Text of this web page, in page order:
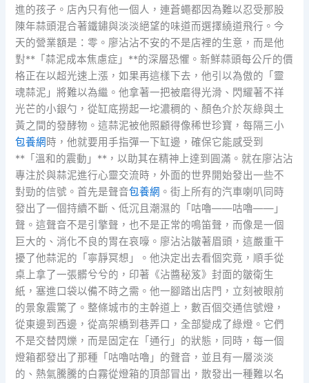
進的孩子。店內只有他一個人，連蒼蠅都因為難以忍受那股
陳年蒜頭混合著鐵鏽與淡淡絕望的味道而選擇繞道飛行。今
天的營業額是：零。廖沾沾不安的不是店裡的生意，而是他
對**「蒜泥成本焦慮症」**的深層恐懼。新鮮蒜頭每公斤的價
格正在以超光速上漲，如果再這樣下去，他引以為傲的「靈
魂蒜泥」將難以為繼。他拿著一把被磨得光滑、閃耀著不祥
光芒的小銀勺，從缸底撈起一坨濃稠的、顏色介於灰綠與土
黃之間的發酵物。這蒜泥被他照顧得像稀世珍寶，每隔三小
包養網 時，他就要用手指彈一下缸邊，確保它能感受到
**「溫和的震動」**，以助其在精神上達到圓滿。就在廖沾沾
專注於與蒜泥進行心靈交流時，外面的世界開始發出一些不
對勁的信號。首先是聲音包養網 。街上所有的汽車喇叭同時
發出了一個持續不斷、低沉且潮濕的「咕嚕——咕嚕——」
聲。這聲音不是引擎聲，也不是正常的鳴笛聲，而像是一個
巨大的、消化不良的胃在哀嚎。廖沾沾皺著眉頭，這嚴重干
擾了他蒜泥的「寧靜冥想」。他決定出去看個究竟，順手從
桌上拿了一張髒兮兮的，印著《沾醬秘笈》封面的皺衛生
紙，塞進口袋以備不時之需。他一腳踏出店門，立刻被眼前
的景象震驚了。整條城市的主幹道上，數百個交通信號燈，
從東邊到西邊，從高架橋到巷弄口，全部變成了綠燈。它們
不是交替閃爍，而是固定在「通行」的狀態，同時，每一個
燈箱都發出了那種「咕嚕咕嚕」的聲音，並且有一層淡淡
的、熱氣騰騰的白霧從燈箱的頂部冒出，散發出一種難以名